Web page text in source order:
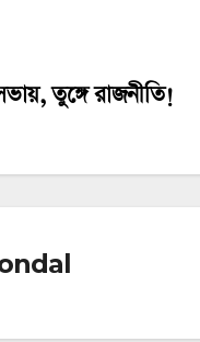
তুঙ্গে রাজনীতি!